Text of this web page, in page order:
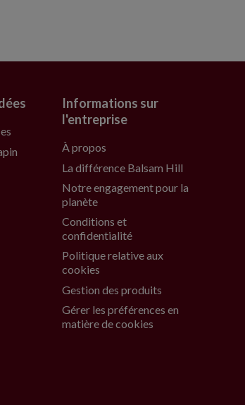
Informations sur
l'entreprise
À propos
La différence Balsam Hill
Notre engagement pour la
planète
Conditions et
confidentialité
Politique relative aux
cookies
Gestion des produits
Gérer les préférences en
matière de cookies